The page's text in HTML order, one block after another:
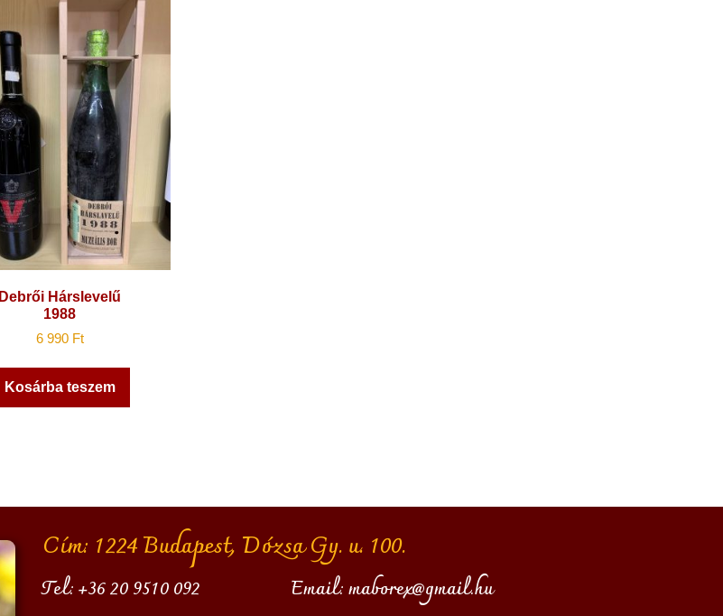
Debrői Hárslevelű
1988
6 990 Ft
Kosárba teszem
Cím: 1224 Budapest, Dózsa Gy. u. 100.
Tel:+36 20 9510 092 Email:maborex@gmail.hu